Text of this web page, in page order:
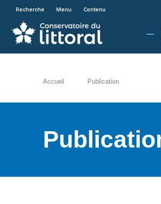
En poursuivant votre
Recherche Menu Contenu
Accueil Publication